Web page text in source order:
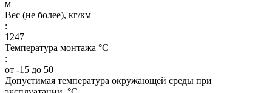
м
Вес (не более), кг/км
:
1247
Температура монтажа °C
:
от -15 до 50
Допустимая температура окружающей среды при